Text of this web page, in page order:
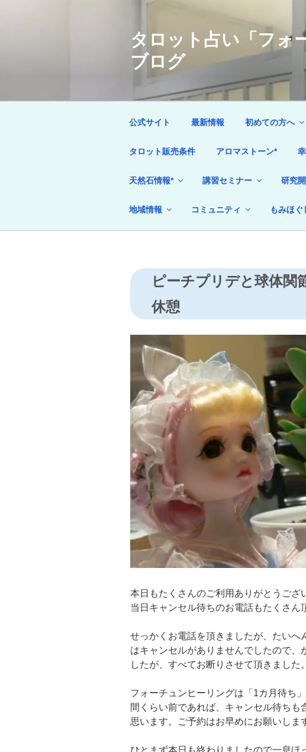
タロット占い「フォ
ブログ
公式サイト 最新情報 初めての方へ
タロット販売条件 アロマストーン*
天然石情報* 講習セミナー 研究
地域情報 コミュニティ もみほぐ
ピーチプリデと球体関
休憩
本日もたくさんのご利用ありがとうござ
当日キャンセル待ちのお電話もたくさん
せっかくお電話を頂きましたが、たいへ
はキャンセルがありませんでしたので、
したが、すべてお断りさせて頂きました。
フォーチュンヒーリングは「1カ月待ち
間くらい前であれば、キャンセル待ちも
思います。ご予約はお早めにお願いしま